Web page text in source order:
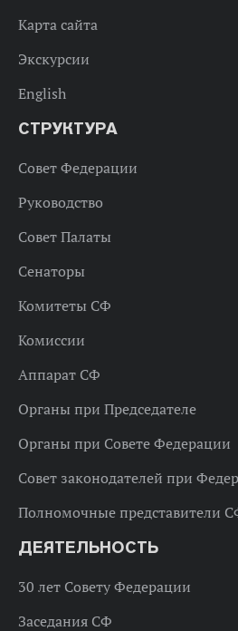
Карта сайта
Экскурсии
English
СТРУКТУРА
Совет Федерации
Руководство
Совет Палаты
Сенаторы
Комитеты СФ
Комиссии
Аппарат СФ
Органы при Председателе
Органы при Совете Федерации
Совет законодателей при
Полномочные представители
ДЕЯТЕЛЬНОСТЬ
30 лет Совету Федерации
Заседания СФ